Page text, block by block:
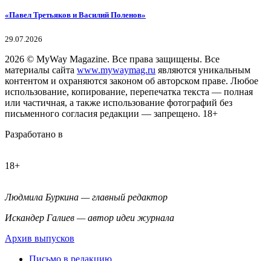
«Павел Третьяков и Василий Поленов»
29.07.2026
2026 © MyWay Magazine. Все права защищены. Все
материалы сайта www.mywaymag.ru являются уникальным
контентом и охраняются законом об авторском праве. Любое
использование, копирование, перепечатка текста — полная
или частичная, а также использование фотографий без
письменного согласия редакции — запрещено. 18+
Разработано в
18+
Людмила Буркина — главный редактор
Искандер Галиев — автор идеи журнала
Архив выпусков